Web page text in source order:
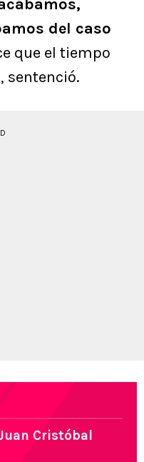
del caso
que el tiempo
sentenció.
Cristóbal